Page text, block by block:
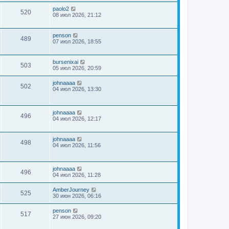
520
paolo2
08 июл 2026, 21:12
489
penson
07 июл 2026, 18:55
503
bursenixai
05 июл 2026, 20:59
502
johnaaaa
04 июл 2026, 13:30
496
johnaaaa
04 июл 2026, 12:17
498
johnaaaa
04 июл 2026, 11:56
496
johnaaaa
04 июл 2026, 11:28
525
AmberJourney
30 июн 2026, 06:16
517
penson
27 июн 2026, 09:20